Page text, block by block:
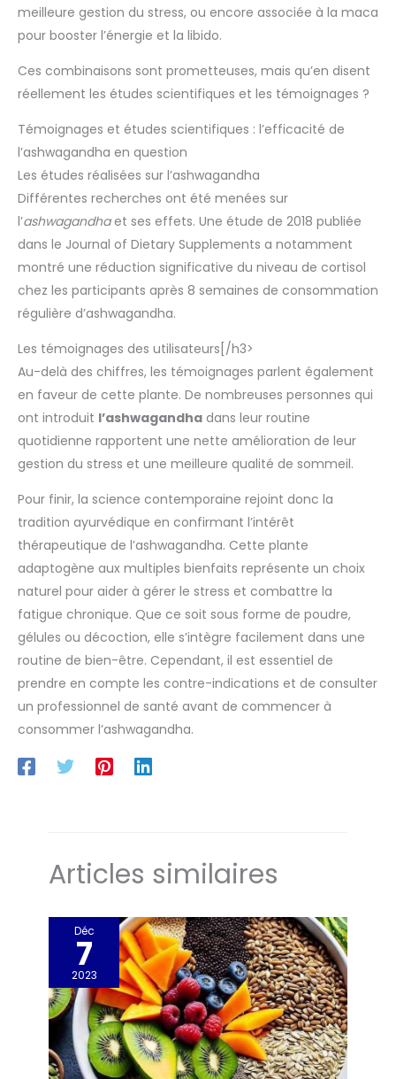
meilleure gestion du stress, ou encore associée à la maca
pour booster l’énergie et la libido.
Ces combinaisons sont prometteuses, mais qu’en disent
réellement les études scientifiques et les témoignages ?
Témoignages et études scientifiques : l’efficacité de
l’ashwagandha en question
Les études réalisées sur l’ashwagandha
Différentes recherches ont été menées sur
l’ashwagandhaet ses effets. Une étude de 2018 publiée
dans le Journal of Dietary Supplements a notamment
montré une réduction significative du niveau de cortisol
chez les participants après 8 semaines de consommation
régulière d’ashwagandha.
Les témoignages des utilisateurs[/h3>
Au-delà des chiffres, les témoignages parlent également
en faveur de cette plante. De nombreuses personnes qui
ont introduit l’ashwagandha dans leur routine
quotidienne rapportent une nette amélioration de leur
gestion du stress et une meilleure qualité de sommeil.
Pour finir, la science contemporaine rejoint donc la
tradition ayurvédique en confirmant l’intérêt
thérapeutique de l’ashwagandha. Cette plante
adaptogène aux multiples bienfaits représente un choix
naturel pour aider à gérer le stress et combattre la
fatigue chronique. Que ce soit sous forme de poudre,
gélules ou décoction, elle s’intègre facilement dans une
routine de bien-être. Cependant, il est essentiel de
prendre en compte les contre-indications et de consulter
un professionnel de santé avant de commencer à
consommer l’ashwagandha.
Articles similaires
Déc
7
2023